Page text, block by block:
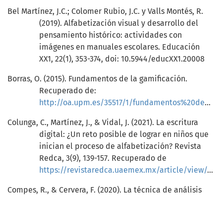
Bel Martínez, J.C.; Colomer Rubio, J.C. y Valls Montés, R.
(2019). Alfabetización visual y desarrollo del
pensamiento histórico: actividades con
imágenes en manuales escolares. Educación
XX1, 22(1), 353-374, doi: 10.5944/educXX1.20008
Borras, O. (2015). Fundamentos de la gamificación.
Recuperado de:
http://oa.upm.es/35517/1/fundamentos%20de%20la%20gamificacion_v1_1.pdf
Colunga, C., Martínez, J., & Vidal, J. (2021). La escritura
digital: ¿Un reto posible de lograr en niños que
inician el proceso de alfabetización? Revista
Redca, 3(9), 139-157. Recuperado de
https://revistaredca.uaemex.mx/article/view/16032
Compes, R., & Cervera, F. (2020). La técnica de análisis